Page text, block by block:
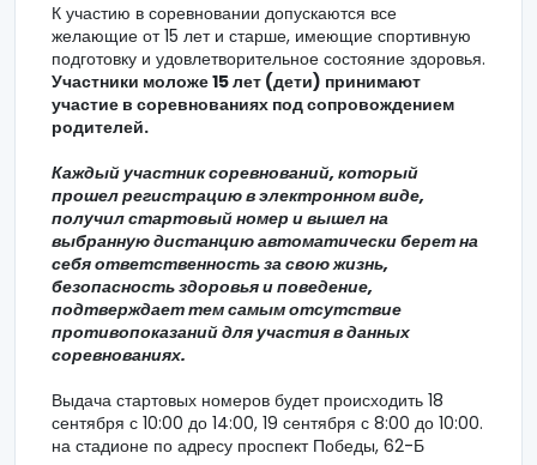
К участию в соревновании допускаются все
желающие от 15 лет и старше, имеющие спортивную
подготовку и удовлетворительное состояние здоровья.
Участники моложе 15 лет (дети) принимают
участие в соревнованиях под сопровождением
родителей.
Каждый участник соревнований, который
прошел регистрацию в электронном виде,
получил стартовый номер и вышел на
выбранную дистанцию автоматически берет на
себя ответственность за свою жизнь,
безопасность здоровья и поведение,
подтверждает тем самым отсутствие
противопоказаний для участия в данных
соревнованиях.
Выдача стартовых номеров будет происходить 18
сентября с 10:00 до 14:00, 19 сентября с 8:00 до 10:00.
на стадионе по адресу проспект Победы, 62-Б